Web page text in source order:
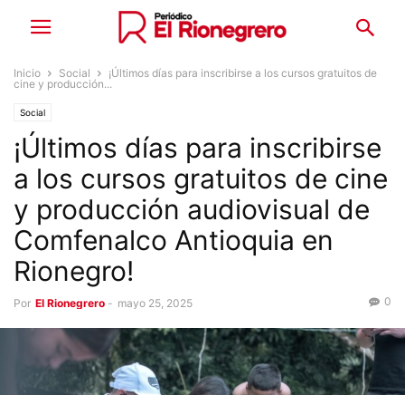
Inicio Social
¡Últimos días para inscribirse a los cursos gratuitos de
cine y producción...
Social
¡Últimos días para inscribirse
a los cursos gratuitos de cine
y producción audiovisual de
Comfenalco Antioquia en
Rionegro!
Por El Rionegrero - mayo 25, 2025 0